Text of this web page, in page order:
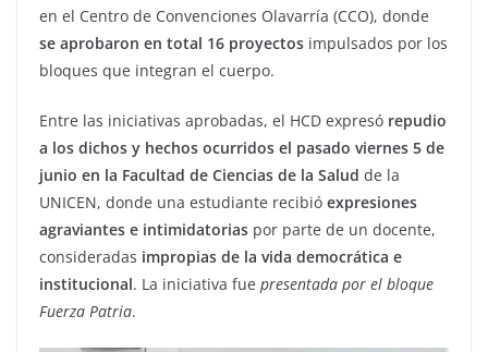
en el Centro de Convenciones Olavarría (CCO), donde
se aprobaron en total 16 proyectos impulsados por los
bloques que integran el cuerpo.
Entre las iniciativas aprobadas, el HCD expresó repudio
a los dichos y hechos ocurridos el pasado viernes 5 de
junio en la Facultad de Ciencias de la Salud de la
UNICEN, donde una estudiante recibió expresiones
agraviantes e intimidatorias por parte de un docente,
consideradas impropias de la vida democrática e
institucional. La iniciativa fue presentada por el bloque
Fuerza Patria.